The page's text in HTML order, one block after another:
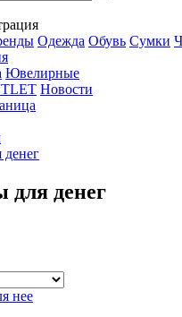
Одежда Обувь Сумки
Ювелирные
Новости
денег
нее